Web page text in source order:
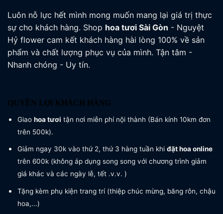
Luôn nỗ lực hết mình mong muốn mang lại giá trị thực
sự cho khách hàng. Shop hoa tươi Sài Gòn - Nguyệt
Hỷ flower cam kết khách hàng hài lòng 100% về sản
phẩm và chất lượng phục vụ của mình. Tận tâm -
Nhanh chóng - Uy tín.
QUYỀN LỢI KHÁCH HÀNG
Giao hoa tươi tận nơi miễn phí nội thành (Bán kính 10km đơn
trên 500k).
Giảm ngay 30k vào thứ 2, thứ 3 hàng tuần khi đặt hoa online
trên 600k (không áp dụng song song với chương trình giảm
giá khác và các ngày lễ, tết .v.v. )
Tặng kèm phụ kiện trang trí (thiệp chúc mừng, băng rôn, chậu
hoa,...)